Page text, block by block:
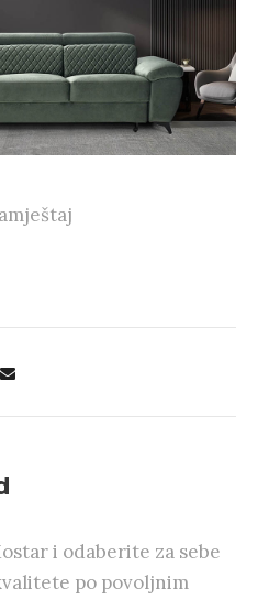
i odaberite za sebe
po povoljnim